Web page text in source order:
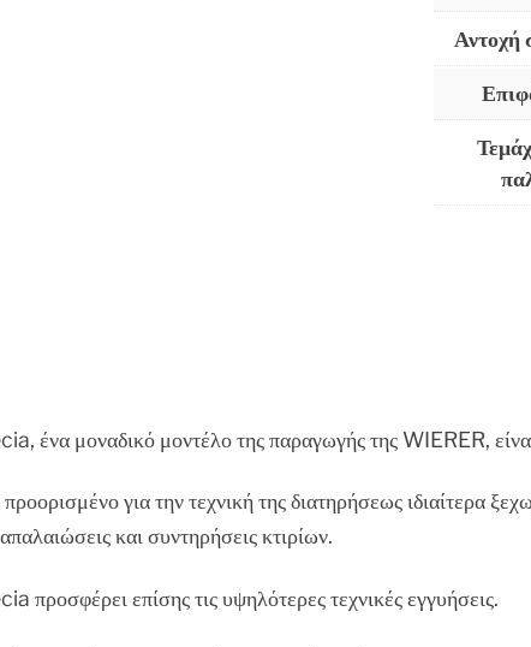
Αντοχή
ένα μοναδικό μοντέλο της παραγωγής της WIERER,
για την τεχνική της διατηρήσεως ιδιαίτερα
και συντηρήσεις κτιρίων.
επίσης τις υψηλότερες τεχνικές εγγυήσεις.